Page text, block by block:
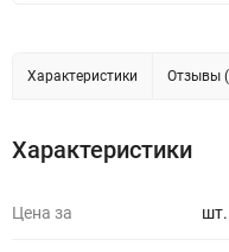
Характеристики Отзывы
Характеристики
Цена за шт.